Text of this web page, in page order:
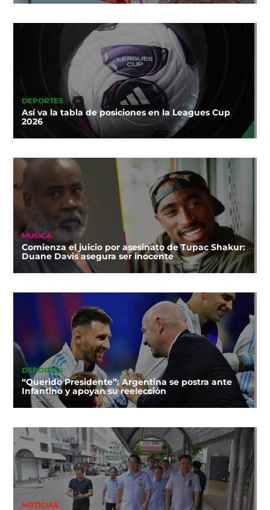
DEPORTES
Así va la tabla de posiciones en la Leagues Cup
2026
MÚSICA
Comienza el juicio por asesinato de Tupac Shakur:
Duane Davis asegura ser inocente
DEPORTES
“Querido Presidente”: Argentina se postra ante
Infantino y apoyan su reelección
NOTICIAS